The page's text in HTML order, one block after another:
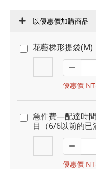
以優惠價加購商品
花藝梯形提袋(M)
優惠價
急件費—配達時
目（6/6以前的已
優惠價